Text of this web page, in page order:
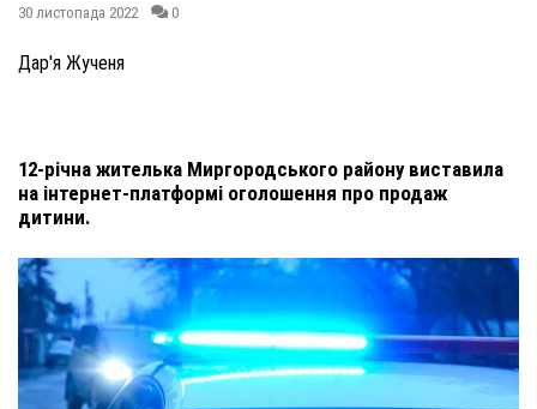
30 листопада 2022 0
Дар'я Жученя
12-річна жителька Миргородського району виставила
на інтернет-платформі оголошення про продаж
дитини.